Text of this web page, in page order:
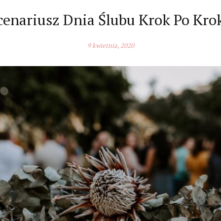
Dnia Ślubu Krok Po
9 kwietnia, 2020